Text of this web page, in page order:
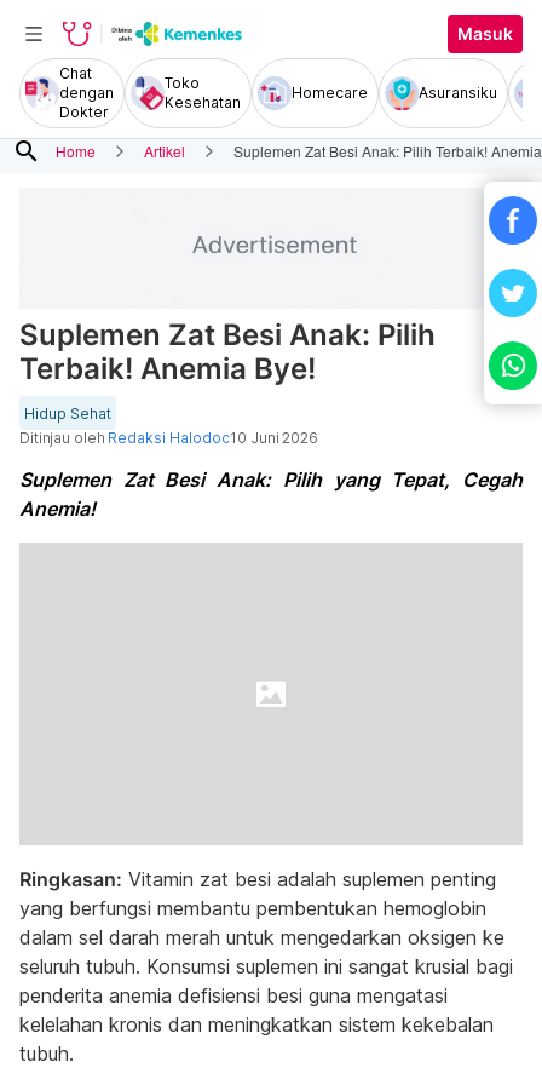
Masuk
Chat
dengan
Dokter
Toko
Kesehatan
Homecare Asuransiku
search Home Artikel Suplemen Zat Besi Anak: Pilih Terbaik!
Suplemen Zat Besi Anak: Pilih
Terbaik! Anemia Bye!
Hidup Sehat
Ditinjau oleh Redaksi Halodoc10 Juni 2026
Suplemen Zat Besi Anak: Pilih yang Tepat, Cegah
Anemia!
Ringkasan: Vitamin zat besi adalah suplemen penting
yang berfungsi membantu pembentukan hemoglobin
dalam sel darah merah untuk mengedarkan oksigen ke
seluruh tubuh. Konsumsi suplemen ini sangat krusial bagi
penderita anemia defisiensi besi guna mengatasi
kelelahan kronis dan meningkatkan sistem kekebalan
tubuh.